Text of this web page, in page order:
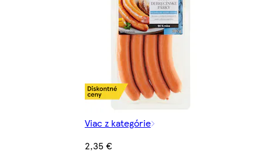
Viac z kategórie
2,35 €